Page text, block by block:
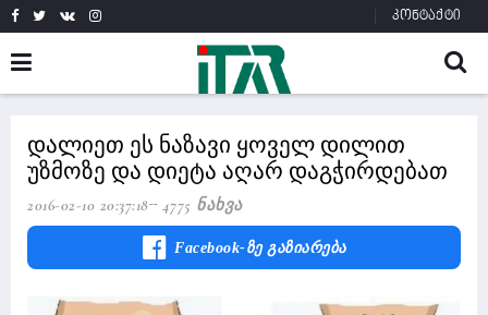
კონტაქტი
დალიეთ ეს ნაზავი ყოველ დილით
უზმოზე და დიეტა აღარ დაგჭირდებათ
2016-02-10 20:37:18 4775 Ნახვა
Facebook-Ზე Გაზიარება